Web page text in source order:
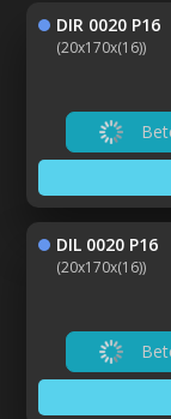
DIR 0020 P16
(20x170x(16))
DIL 0020 P16
(20x170x(16))